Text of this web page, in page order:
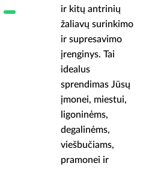
ir kitų antrinių
žaliavų surinkimo
ir supresavimo
įrenginys. Tai
idealus
sprendimas Jūsų
įmonei, miestui,
ligoninėms,
degalinėms,
viešbučiams,
pramonei ir